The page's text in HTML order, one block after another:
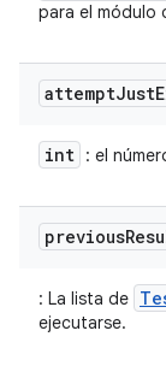
para el módulo
attemptJust
int : el
previous
: La lista de
ejecutarse.